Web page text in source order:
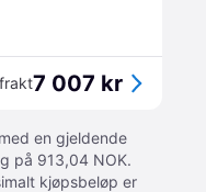
7 007 kr
en gjeldende
på 913,04 NOK.
kjøpsbeløp er